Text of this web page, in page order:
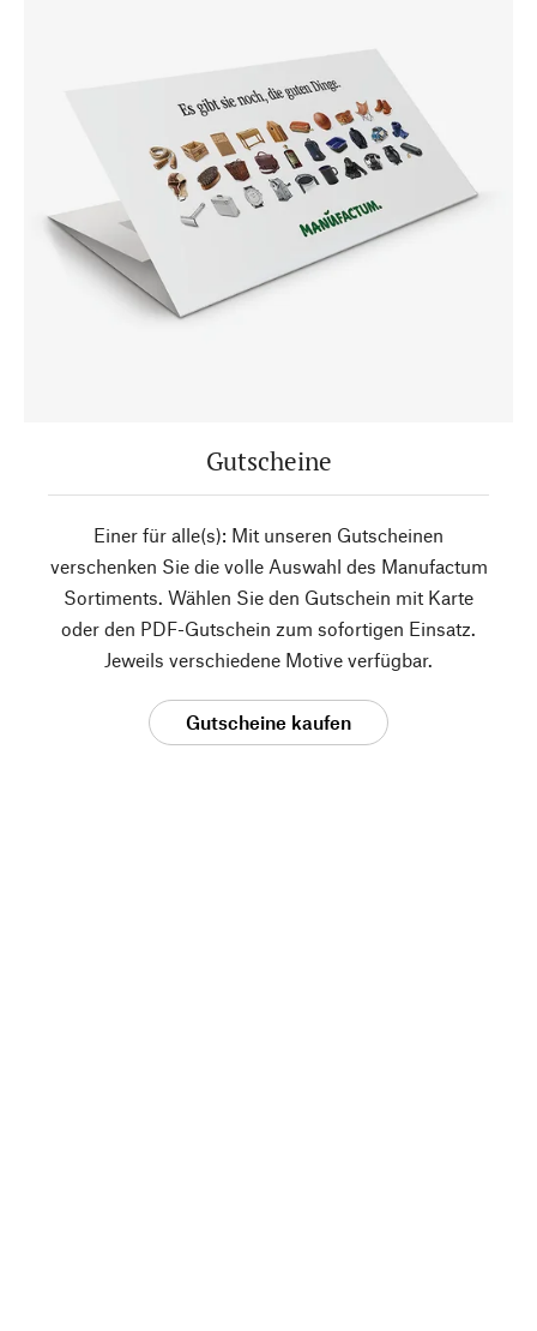
Gutscheine
Einer für alle(s): Mit unseren Gutscheinen
verschenken Sie die volle Auswahl des Manufactum
Sortiments. Wählen Sie den Gutschein mit Karte
oder den PDF-Gutschein zum sofortigen Einsatz.
Jeweils verschiedene Motive verfügbar.
Gutscheine kaufen